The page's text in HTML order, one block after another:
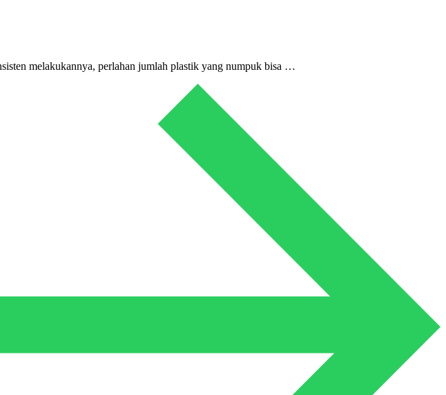
melakukannya, perlahan jumlah plastik yang numpuk bisa …